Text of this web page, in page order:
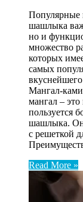
Популярные
шашлыка
но и
множество
которых
самых
Мангал-
мангал – это
пользуется
шашлыка. Он
с решеткой
Read More »